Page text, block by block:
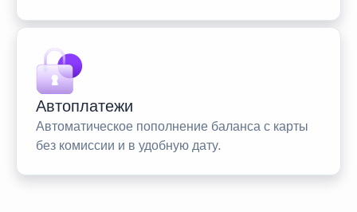
Автоплатежи
Автоматическое пополнение баланса с карты
без комиссии и в удобную дату.